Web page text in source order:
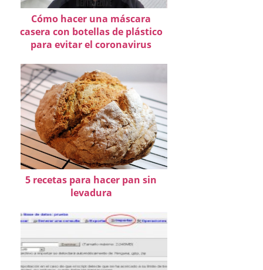
Cómo hacer una máscara
casera con botellas de plástico
para evitar el coronavirus
5 recetas para hacer pan sin
levadura